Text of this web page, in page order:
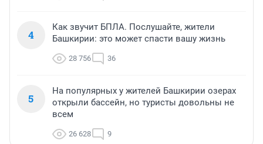
4
Как звучит БПЛА. Послушайте, жители
Башкирии: это может спасти вашу жизнь
28 756 36
5
На популярных у жителей Башкирии озерах
открыли бассейн, но туристы довольны не
всем
26 628 9